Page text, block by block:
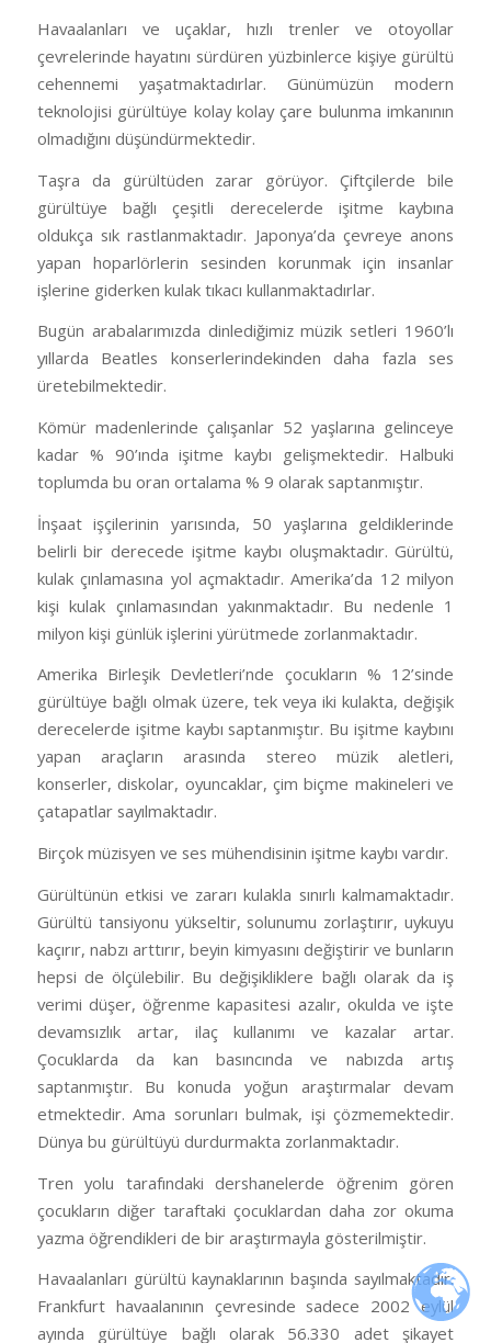
Havaalanları ve uçaklar, hızlı trenler ve otoyollar
çevrelerinde hayatını sürdüren yüzbinlerce kişiye gürültü
cehennemi yaşatmaktadırlar. Günümüzün modern
teknolojisi gürültüye kolay kolay çare bulunma imkanının
olmadığını düşündürmektedir.
Taşra da gürültüden zarar görüyor. Çiftçilerde bile
gürültüye bağlı çeşitli derecelerde işitme kaybına
oldukça sık rastlanmaktadır. Japonya’da çevreye anons
yapan hoparlörlerin sesinden korunmak için insanlar
işlerine giderken kulak tıkacı kullanmaktadırlar.
Bugün arabalarımızda dinlediğimiz müzik setleri 1960’lı
yıllarda Beatles konserlerindekinden daha fazla ses
üretebilmektedir.
Kömür madenlerinde çalışanlar 52 yaşlarına gelinceye
kadar % 90’ında işitme kaybı gelişmektedir. Halbuki
toplumda bu oran ortalama % 9 olarak saptanmıştır.
İnşaat işçilerinin yarısında, 50 yaşlarına geldiklerinde
belirli bir derecede işitme kaybı oluşmaktadır. Gürültü,
kulak çınlamasına yol açmaktadır. Amerika’da 12 milyon
kişi kulak çınlamasından yakınmaktadır. Bu nedenle 1
milyon kişi günlük işlerini yürütmede zorlanmaktadır.
Amerika Birleşik Devletleri’nde çocukların % 12’sinde
gürültüye bağlı olmak üzere, tek veya iki kulakta, değişik
derecelerde işitme kaybı saptanmıştır. Bu işitme kaybını
yapan araçların arasında stereo müzik aletleri,
konserler, diskolar, oyuncaklar, çim biçme makineleri ve
çatapatlar sayılmaktadır.
Birçok müzisyen ve ses mühendisinin işitme kaybı vardır.
Gürültünün etkisi ve zararı kulakla sınırlı kalmamaktadır.
Gürültü tansiyonu yükseltir, solunumu zorlaştırır, uykuyu
kaçırır, nabzı arttırır, beyin kimyasını değiştirir ve bunların
hepsi de ölçülebilir. Bu değişikliklere bağlı olarak da iş
verimi düşer, öğrenme kapasitesi azalır, okulda ve işte
devamsızlık artar, ilaç kullanımı ve kazalar artar.
Çocuklarda da kan basıncında ve nabızda artış
saptanmıştır. Bu konuda yoğun araştırmalar devam
etmektedir. Ama sorunları bulmak, işi çözmemektedir.
Dünya bu gürültüyü durdurmakta zorlanmaktadır.
Tren yolu tarafındaki dershanelerde öğrenim gören
çocukların diğer taraftaki çocuklardan daha zor okuma
yazma öğrendikleri de bir araştırmayla gösterilmiştir.
Havaalanları gürültü kaynaklarının başında sayılmaktadır.
Frankfurt havaalanının çevresinde sadece 2002 eylül
ayında gürültüye bağlı olarak 56.330 adet şikayet